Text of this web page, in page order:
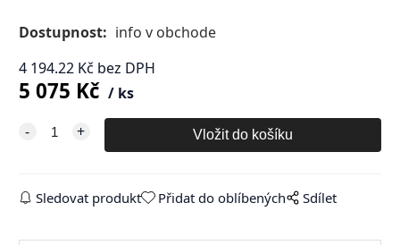
Dostupnost: info v obchode
4 194.22Kč bez DPH
5 075 Kč ks
Sledovat produkt Přidat do oblíbených Sdílet